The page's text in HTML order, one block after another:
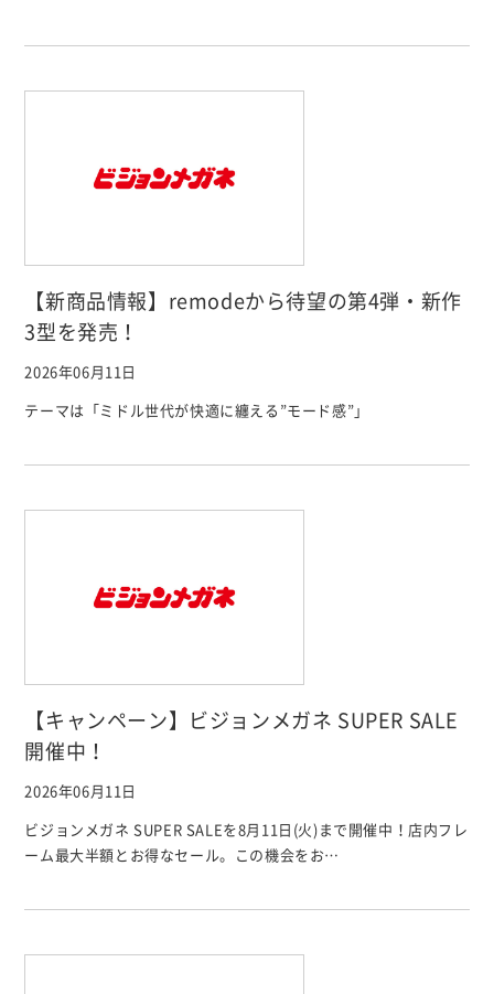
2026年06月11日
【新商品情報】remodeから待望の第4弾・新作
3型を発売！
テーマは「ミドル世代が快適に纏える”モード感”」
2026年06月11日
【キャンペーン】ビジョンメガネ SUPER SALE
開催中！
ビジョンメガネ SUPER SALEを8月11日(火)まで開催中！店内フレ
ーム最大半額とお得なセール。この機会をお…